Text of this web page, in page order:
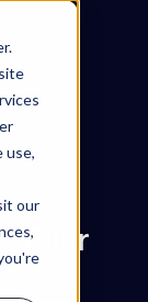
use,
our
Pilar